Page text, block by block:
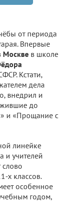
от периода
Впервые
Москве в школе
Кстати,
дела
внедрил и
до
и «Прощание с
линейке
и учителей
х классов.
особенное
годом,